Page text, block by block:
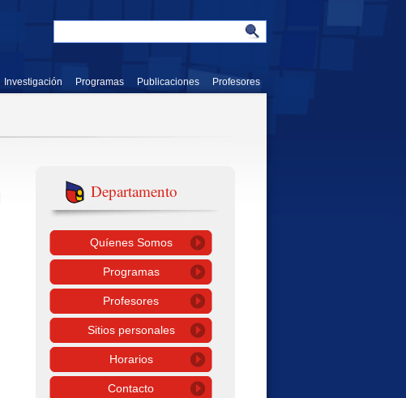
Investigación Programas Publicaciones Profesores
Departamento
Quíenes Somos
Programas
Profesores
Sitios personales
Horarios
Contacto